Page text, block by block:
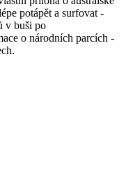
potápět a surfovat -
v buši po
o národních parcích -